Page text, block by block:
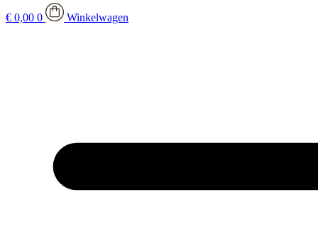
€ 0,00 0 Winkelwagen